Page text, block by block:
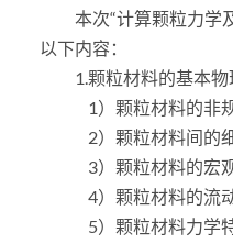
本次“计算颗粒力学
以下内容：
1.颗粒材料的基本
1）颗粒材料的非
2）颗粒材料间的
3）颗粒材料的宏
4）颗粒材料的流
5）颗粒材料力学